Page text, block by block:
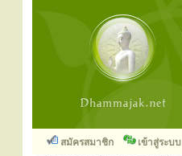
สมัครสมาชิก เข้าสู่ระบบ